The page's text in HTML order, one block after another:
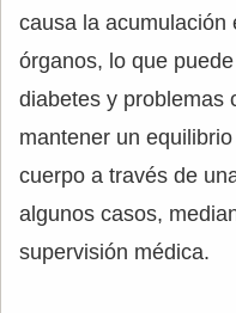
causa la acumulación
órganos, lo que
diabetes y problemas
mantener un
cuerpo a través de
algunos casos,
supervisión médica.